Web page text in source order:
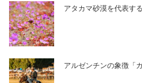
アタカマ砂漠を代表す
アルゼンチンの象徴「